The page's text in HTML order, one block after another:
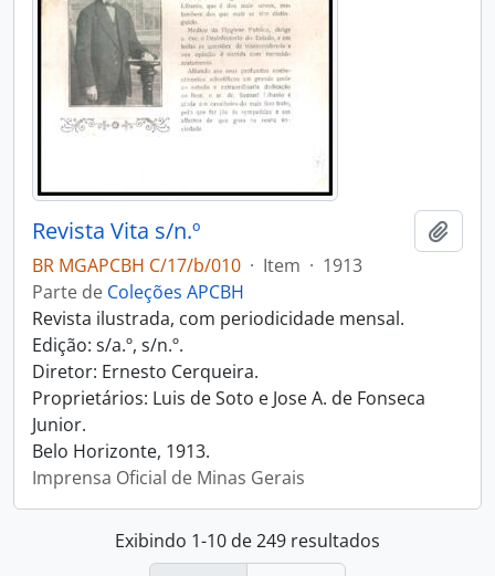
Revista Vita s/n.º
BR MGAPCBH C/17/b/010 · Item · 1913
Parte de Coleções APCBH
Revista ilustrada, com periodicidade mensal.
Edição: s/a.º, s/n.º.
Diretor: Ernesto Cerqueira.
Proprietários: Luis de Soto e Jose A. de Fonseca
Junior.
Belo Horizonte, 1913.
Imprensa Oficial de Minas Gerais
Exibindo 1-10 de 249 resultados